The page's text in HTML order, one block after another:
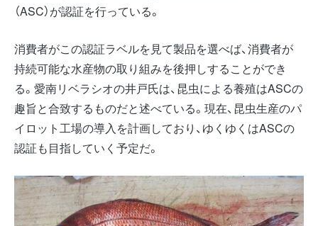
（ASC）が認証を行っている。
消費者がこの認証ラベルを見て製品を選べば、消費者が
持続可能な水産物の取り組みを後押しすることができ
る。愛南リベラシオの井戸氏は、昆虫による養殖はASCの
趣旨と合致するものだと述べている。現在、昆虫生産のパ
イロット工場の導入を計画しており、ゆくゆくはASCの
認証も目指していく予定だ。